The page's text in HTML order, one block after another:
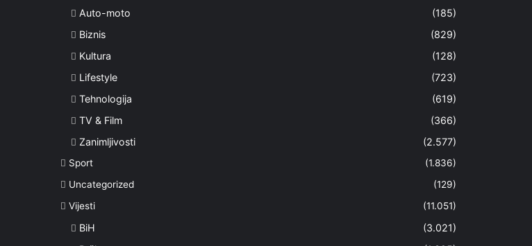
Auto-moto
(185)
Biznis
(829)
Kultura
(128)
Lifestyle
(723)
Tehnologija
(619)
TV & Film
(366)
Zanimljivosti
(2.577)
Sport
(1.836)
Uncategorized
(129)
Vijesti
(11.051)
BiH
(3.021)